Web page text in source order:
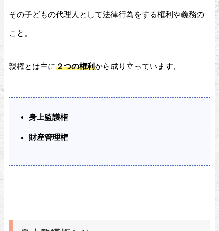
その子どもの代理人として法律行為をする権利や義務の
こと。
親権とは主に２つの権利から成り立っています。
身上監護権
財産管理権